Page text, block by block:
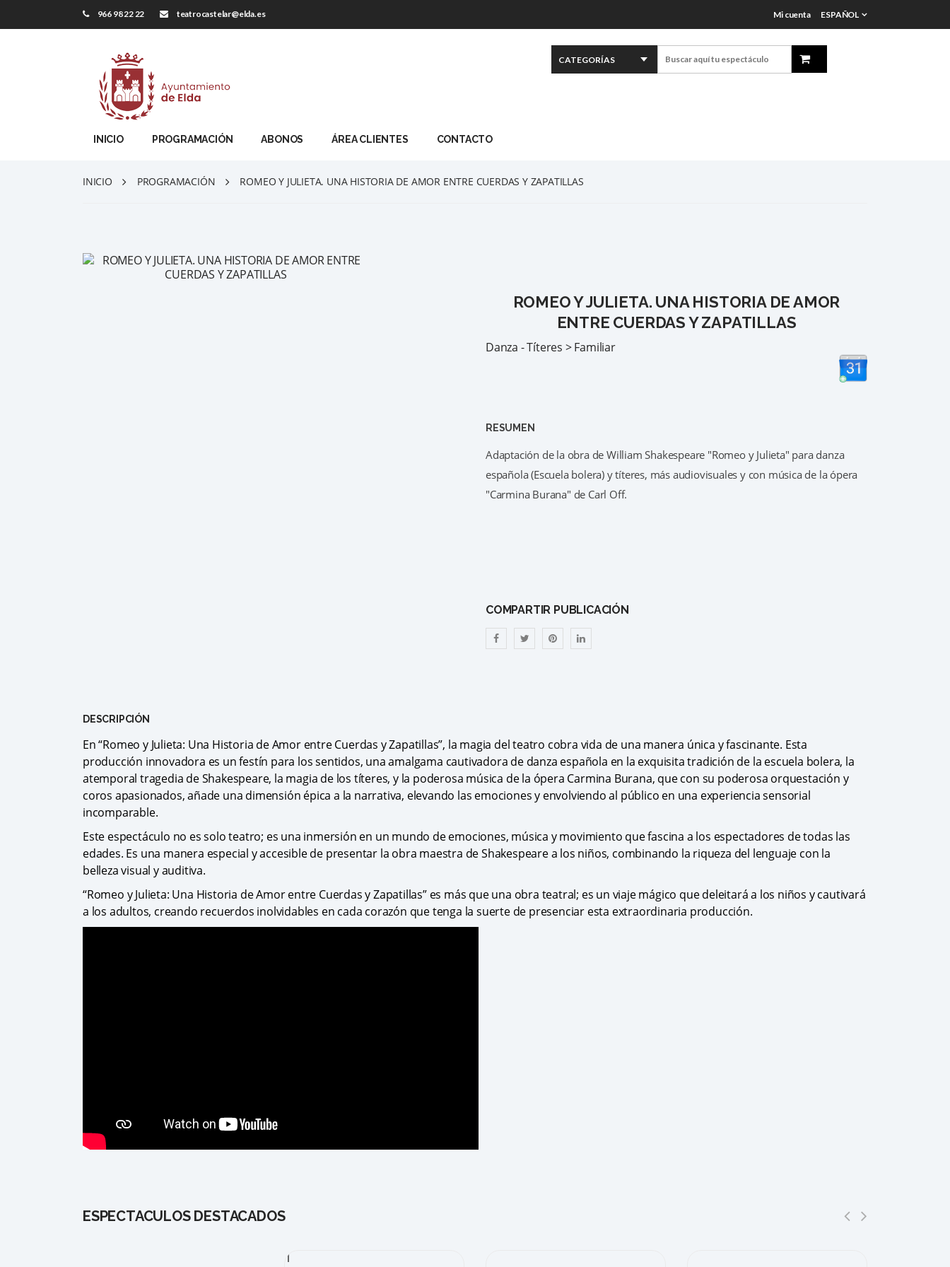
966 98 22 22 teatrocastelar@elda.es Mi cuenta ESPAÑOL
INICIO PROGRAMACIÓN ABONOS ÁREA CLIENTES CONTACTO
INICIO PROGRAMACIÓN ROMEO Y JULIETA. UNA HISTORIA DE AMOR ENTRE CUERDAS Y ZAPATILLAS
ROMEO Y JULIETA. UNA HISTORIA DE AMOR
ENTRE CUERDAS Y ZAPATILLAS
Danza - Títeres > Familiar
RESUMEN
Adaptación de la obra de William Shakespeare "Romeo y Julieta" para danza
española (Escuela bolera) y títeres, más audiovisuales y con música de la ópera
"Carmina Burana" de Carl Off.
COMPARTIR PUBLICACIÓN
DESCRIPCIÓN
En “Romeo y Julieta: Una Historia de Amor entre Cuerdas y Zapatillas”, la magia del teatro cobra vida de una manera única y fascinante. Esta
producción innovadora es un festín para los sentidos, una amalgama cautivadora de danza española en la exquisita tradición de la escuela bolera, la
atemporal tragedia de Shakespeare, la magia de los títeres, y la poderosa música de la ópera Carmina Burana, que con su poderosa orquestación y
coros apasionados, añade una dimensión épica a la narrativa, elevando las emociones y envolviendo al público en una experiencia sensorial
incomparable.
Este espectáculo no es solo teatro; es una inmersión en un mundo de emociones, música y movimiento que fascina a los espectadores de todas las
edades. Es una manera especial y accesible de presentar la obra maestra de Shakespeare a los niños, combinando la riqueza del lenguaje con la
belleza visual y auditiva.
“Romeo y Julieta: Una Historia de Amor entre Cuerdas y Zapatillas” es más que una obra teatral; es un viaje mágico que deleitará a los niños y cautivará
a los adultos, creando recuerdos inolvidables en cada corazón que tenga la suerte de presenciar esta extraordinaria producción.
ESPECTÁCULOS DESTACADOS
1